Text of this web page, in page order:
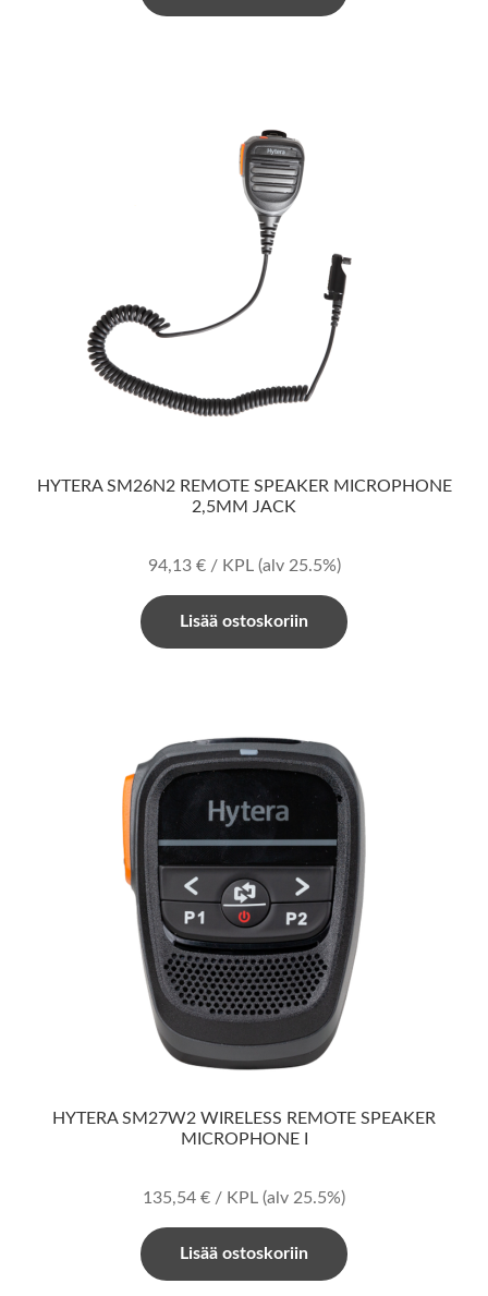
HYTERA SM26N2 REMOTE SPEAKER MICROPHONE
2,5MM JACK
94,13 €/ KPL (alv 25.5%)
Lisää ostoskoriin
HYTERA SM27W2 WIRELESS REMOTE SPEAKER
MICROPHONE I
135,54 € / KPL (alv 25.5%)
Lisää ostoskoriin